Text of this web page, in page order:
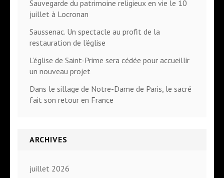
Sauvegarde du patrimoine religieux en vie le 10
juillet à Locronan
Saussenac. Un spectacle au profit de la
restauration de l’église
L’église de Saint-Prime sera cédée pour accueillir
un nouveau projet
Dans le sillage de Notre-Dame de Paris, le sacré
fait son retour en France
ARCHIVES
juillet 2026